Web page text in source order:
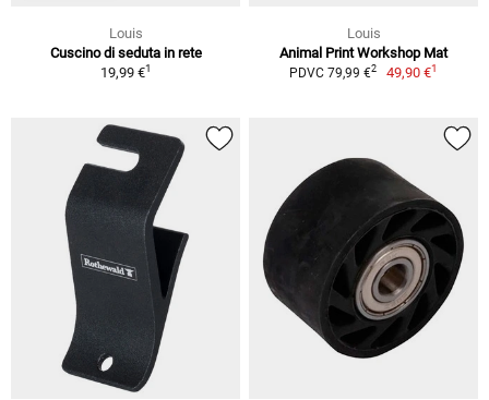
Louis
Cuscino di seduta in rete
19,99 €1
Louis
Animal Print Workshop Mat
PDVC 79,99 €2 49,90 €1